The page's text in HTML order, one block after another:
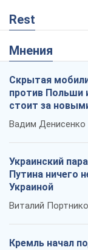
Rest
Мнения
Скрытая
против Польши
стоит за
Вадим Денисенко
Украинский
Путина ничего
Украиной
Виталий
Кремль начал